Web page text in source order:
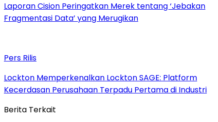
Laporan Cision Peringatkan Merek tentang ‘Jebakan
Fragmentasi Data’ yang Merugikan
Pers Rilis
Lockton Memperkenalkan Lockton SAGE: Platform
Kecerdasan Perusahaan Terpadu Pertama di Industri
Berita Terkait